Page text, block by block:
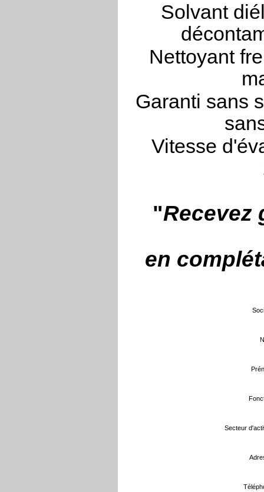
Solvant
Nettoyant
Garanti sans
Vitesse
"Recevez
en
Secteur